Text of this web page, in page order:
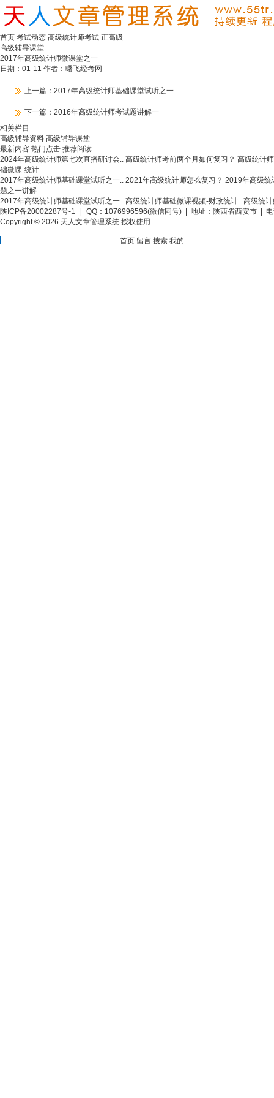
首页 考试动态 高级统计师考试 正高级
高级辅导课堂
2017年高级统计师微课堂之一
日期：01-11 作者：曙飞经考网
上一篇： 2017年高级统计师基础课堂试听之一
下一篇： 2016年高级统计师考试题讲解一
相关栏目
高级辅导资料 高级辅导课堂
最新内容 热门点击 推荐阅读
2024年高级统计师第七次直播研讨会.. 高级统计师考前两个月如何复习？ 高级统计
础微课-统计..
2017年高级统计师基础课堂试听之一.. 2021年高级统计师怎么复习？ 2019年高级统
题之一讲解
2017年高级统计师基础课堂试听之一.. 高级统计师基础微课视频-财政统计.. 高级统
陕ICP备20002287号-1 | QQ：1076996596(微信同号) | 地址：陕西省西安市 |
Copyright © 2026 天人文章管理系统 授权使用
首页 留言 搜索 我的